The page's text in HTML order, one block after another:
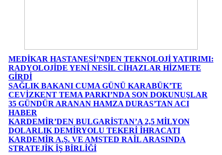
MEDİKAR HASTANESİ’NDEN TEKNOLOJİ YATIRIMI:
RADYOLOJİDE YENİ NESİL CİHAZLAR HİZMETE
GİRDİ
SAĞLIK BAKANI CUMA GÜNÜ KARABÜK’TE
CEVİZKENT TEMA PARKI’NDA SON DOKUNUŞLAR
35 GÜNDÜR ARANAN HAMZA DURAS’TAN ACI
HABER
KARDEMİR’DEN BULGARİSTAN’A 2,5 MİLYON
DOLARLIK DEMİRYOLU TEKERİ İHRACATI
KARDEMİR A.Ş. VE AMSTED RAİL ARASINDA
STRATEJİK İŞ BİRLİĞİ